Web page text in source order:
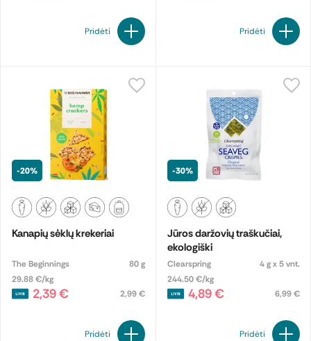
Pridėti Pridėti
-20%
Kanapių sėklų krekeriai
The Beginnings
80 g
29.88 €/kg
2,39 € 2,99 €
Pridėti
-30%
Jūros daržovių traškučiai,
ekologiški
Clearspring
4 g x 5 vnt.
244.50 €/kg
4,89 € 6,99 €
Pridėti